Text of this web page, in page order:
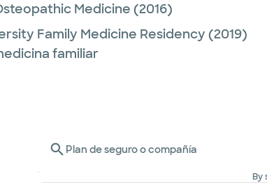
Medicine (2016)
Family Medicine Residency (2019)
familiar
Plan de seguro o compañía
By